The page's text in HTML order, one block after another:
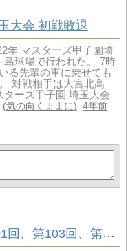
大会 初戦敗退
年 マスターズ甲子園埼
球場で行われた。 7時
る先輩の車に乗せても
対戦相手は大宮北高
ーズ甲子園 埼玉大会
気の向くままに 4年前
夏の甲子園の直近3大会(第101回、第103回、第104回)で勝利数が多い都道府県はどこか